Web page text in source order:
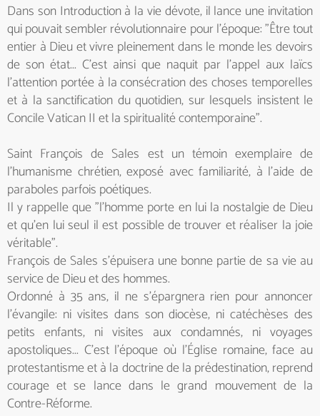
Dans son Introduction à la vie dévote, il lance une invitation
qui pouvait sembler révolutionnaire pour l'époque: "Être tout
entier à Dieu et vivre pleinement dans le monde les devoirs
de son état... C'est ainsi que naquit par l'appel aux laïcs
l'attention portée à la consécration des choses temporelles
et à la sanctification du quotidien, sur lesquels insistent le
Concile Vatican II et la spiritualité contemporaine".
Saint François de Sales est un témoin exemplaire de
l'humanisme chrétien, exposé avec familiarité, à l'aide de
paraboles parfois poétiques.
Il y rappelle que "l'homme porte en lui la nostalgie de Dieu
et qu'en lui seul il est possible de trouver et réaliser la joie
véritable".
François de Sales s'épuisera une bonne partie de sa vie au
service de Dieu et des hommes.
Ordonné à 35 ans, il ne s'épargnera rien pour annoncer
l'évangile: ni visites dans son diocèse, ni catéchèses des
petits enfants, ni visites aux condamnés, ni voyages
apostoliques... C'est l'époque où l'Église romaine, face au
protestantisme et à la doctrine de la prédestination, reprend
courage et se lance dans le grand mouvement de la
Contre-Réforme.